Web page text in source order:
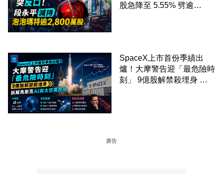
股急降至 5.55% 劈逾
SpaceX上市首份季績出
爐！大摩警告迎「最危險時
刻」 9億股解禁殺埋身 拆
廣告